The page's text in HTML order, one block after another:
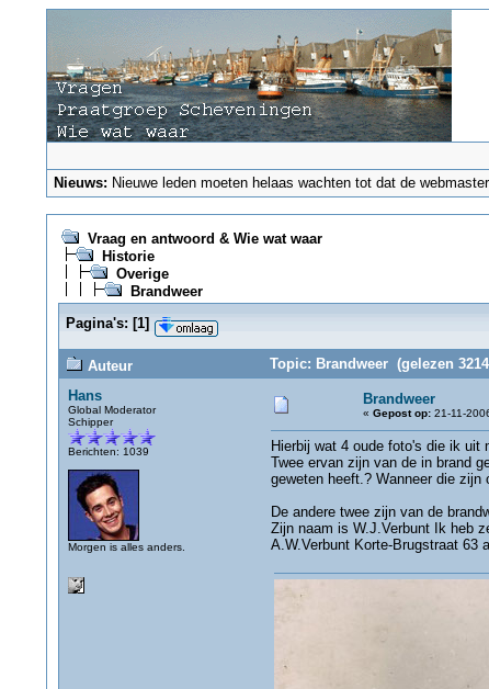
Nieuws: Nieuwe leden moeten helaas wachten tot dat de
Vraag en antwoord & Wie wat waar
Historie
Overige
Brandweer
Pagina's: [1]
Auteur
Topic: Brandweer (gelezen
Hans
Global Moderator
Schipper
Berichten: 1039
Morgen is alles anders.
Brandweer
« Gepost op:21-11-
Hierbij wat 4 oude foto's die ik
Twee ervan zijn van de in brand
geweten heeft.? Wanneer die
De andere twee zijn van de
Zijn naam is W.J.Verbunt Ik heb
A.W.Verbunt Korte-Brugstraat 63